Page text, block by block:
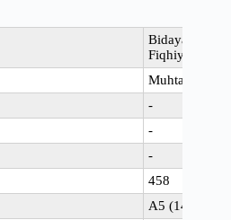
Bidayatul
Fiqhiyyah
Muhtadin
-
-
-
458
A5 (14,8 x 21